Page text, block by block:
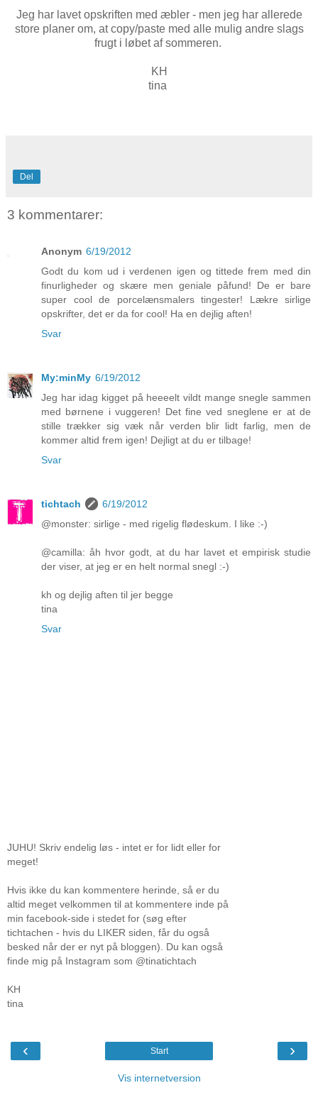
Jeg har lavet opskriften med æbler - men jeg har allerede
store planer om, at copy/paste med alle mulig andre slags
frugt i løbet af sommeren.
KH
tina
Del
3 kommentarer:
Anonym 6/19/2012
Godt du kom ud i verdenen igen og tittede frem med din
finurligheder og skære men geniale påfund! De er bare
super cool de porcelænsmalers tingester! Lækre sirlige
opskrifter, det er da for cool! Ha en dejlig aften!
Svar
My:minMy 6/19/2012
Jeg har idag kigget på heeeelt vildt mange snegle sammen
med børnene i vuggeren! Det fine ved sneglene er at de
stille trækker sig væk når verden blir lidt farlig, men de
kommer altid frem igen! Dejligt at du er tilbage!
Svar
tichtach
6/19/2012
@monster: sirlige - med rigelig flødeskum. I like :-)
@camilla: åh hvor godt, at du har lavet et empirisk studie
der viser, at jeg er en helt normal snegl :-)
kh og dejlig aften til jer begge
tina
Svar
JUHU! Skriv endelig løs - intet er for lidt eller for
meget!
Hvis ikke du kan kommentere herinde, så er du
altid meget velkommen til at kommentere inde på
min facebook-side i stedet for (søg efter
tichtachen - hvis du LIKER siden, får du også
besked når der er nyt på bloggen). Du kan også
finde mig på Instagram som @tinatichtach
KH
tina
‹ ›
Start
Vis internetversion